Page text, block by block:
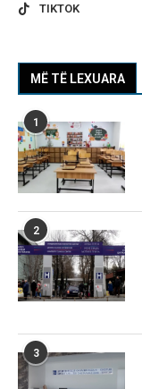
TIKTOK
MË TË LEXUARA
1
2
3